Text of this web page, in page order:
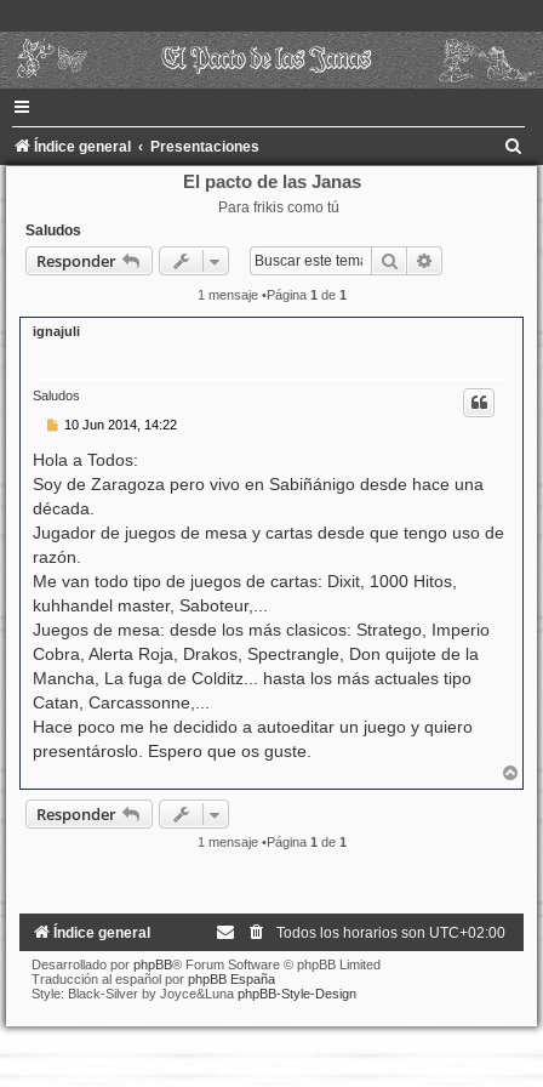
Índice general Presentaciones
El pacto de las Janas
Para frikis como tú
Saludos
Responder Buscar
1 mensaje •Página 1 de 1
ignajuli
Saludos
M
n
a
e
10 Jun 2014, 14:22
Hola a Todos:
Soy de Zaragoza pero vivo en Sabiñánigo desde hace una
década.
Jugador de juegos de mesa y cartas desde que tengo uso de
razón.
Me van todo tipo de juegos de cartas: Dixit, 1000 Hitos,
kuhhandel master, Saboteur,...
Juegos de mesa: desde los más clasicos: Stratego, Imperio
Cobra, Alerta Roja, Drakos, Spectrangle, Don quijote de la
Mancha, La fuga de Colditz... hasta los más actuales tipo
Catan, Carcassonne,...
Hace poco me he decidido a autoeditar un juego y quiero
presentároslo. Espero que os guste.
r
Responder
1 mensaje •Página 1 de 1
Índice general Todos los horarios son UTC+02:00
Desarrollado por phpBB® Forum Software © phpBB Limited
Traducción al español por phpBB España
Style: Black-Silver by Joyce&Luna phpBB-Style-Design